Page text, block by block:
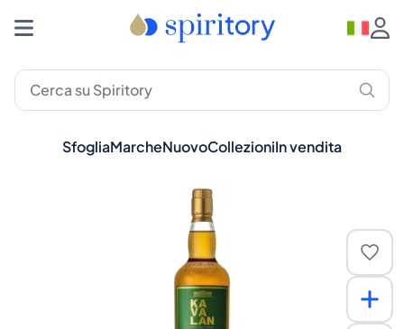
SfogliaMarcheNuovoCollezioniIn vendita